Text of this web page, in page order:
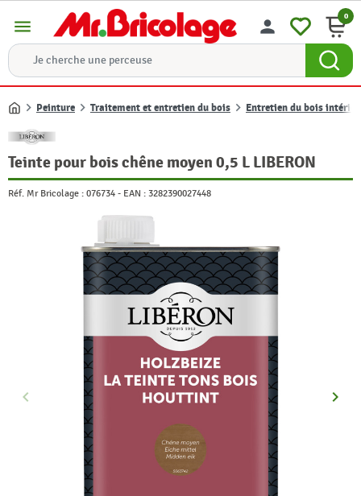
menu person 0
Accueil
Peinture Traitement et entretien du bois Entretien du bois
Teinte pour bois chêne moyen 0,5 L LIBERON
Réf. Mr Bricolage : 076734 - EAN : 3282390027448
Précédent
keyboard_arrow_left keyboard_arrow_right